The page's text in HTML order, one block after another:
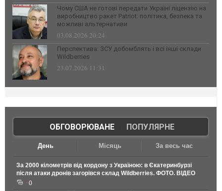
Чому США не готові передати Україні ліцензію на
виробництво ракет Patriot: політика, безпека та
можливі альтернативи
03.08.2026 20:24
Перспектива: ЗСУ добомблять і всі інші склади
Wildberries
23.07.2026 11:31
ОБГОВОРЮВАНЕ| ПОПУЛЯРНЕ
День Місяць За весь час
За 2000 кілометрів від кордону з Україною: в Єкатеринбурзі
після атаки дронів загорівся склад Wildberries. ФОТО. ВІДЕО
0